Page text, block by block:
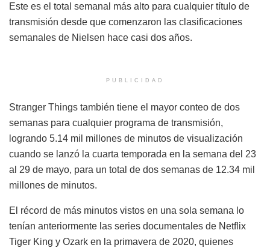
Este es el total semanal más alto para cualquier título de
transmisión desde que comenzaron las clasificaciones
semanales de Nielsen hace casi dos años.
PUBLICIDAD
Stranger Things también tiene el mayor conteo de dos
semanas para cualquier programa de transmisión,
logrando 5.14 mil millones de minutos de visualización
cuando se lanzó la cuarta temporada en la semana del 23
al 29 de mayo, para un total de dos semanas de 12.34 mil
millones de minutos.
El récord de más minutos vistos en una sola semana lo
tenían anteriormente las series documentales de Netflix
Tiger King y Ozark en la primavera de 2020, quienes